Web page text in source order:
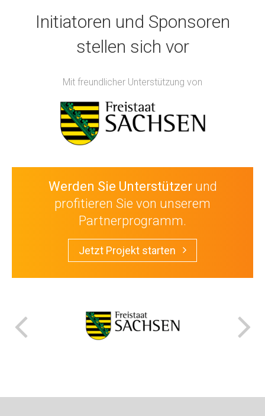
Initiatoren und Sponsoren
stellen sich vor
Mit freundlicher Unterstützung von
Werden Sie Unterstützer und
profitieren Sie von unserem
Partnerprogramm.
Jetzt Projekt starten